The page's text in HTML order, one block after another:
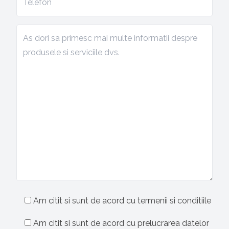
Am citit si sunt de acord cu termenii si conditiile
Am citit si sunt de acord cu prelucrarea datelor